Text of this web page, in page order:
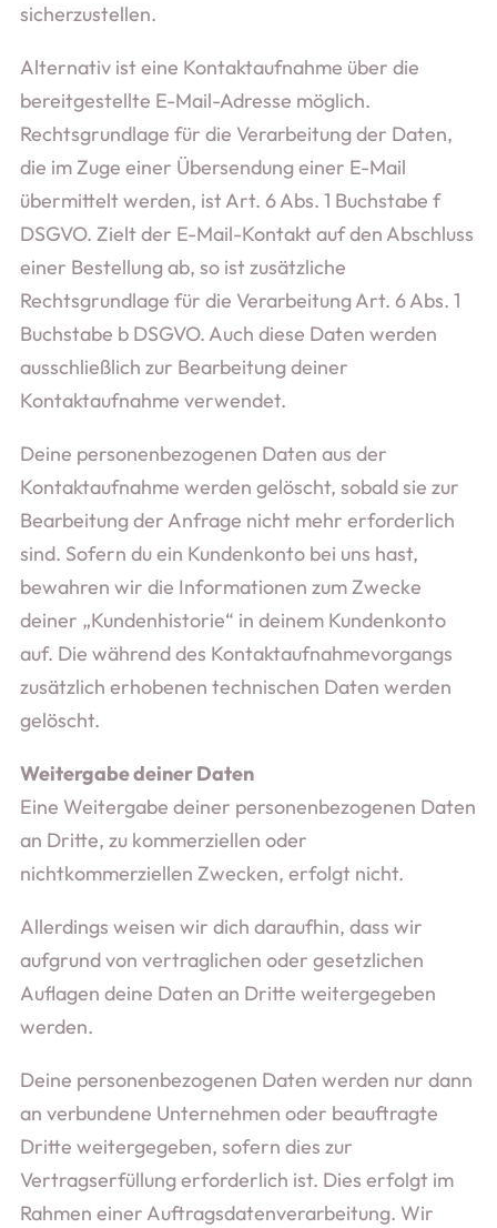
sicherzustellen.
Alternativ ist eine Kontaktaufnahme über die
bereitgestellte E-Mail-Adresse möglich.
Rechtsgrundlage für die Verarbeitung der Daten,
die im Zuge einer Übersendung einer E-Mail
übermittelt werden, ist Art. 6 Abs. 1 Buchstabe f
DSGVO. Zielt der E-Mail-Kontakt auf den Abschluss
einer Bestellung ab, so ist zusätzliche
Rechtsgrundlage für die Verarbeitung Art. 6 Abs. 1
Buchstabe b DSGVO. Auch diese Daten werden
ausschließlich zur Bearbeitung deiner
Kontaktaufnahme verwendet.
Deine personenbezogenen Daten aus der
Kontaktaufnahme werden gelöscht, sobald sie zur
Bearbeitung der Anfrage nicht mehr erforderlich
sind. Sofern du ein Kundenkonto bei uns hast,
bewahren wir die Informationen zum Zwecke
deiner „Kundenhistorie“ in deinem Kundenkonto
auf. Die während des Kontaktaufnahmevorgangs
zusätzlich erhobenen technischen Daten werden
gelöscht.
Weitergabe deiner Daten
Eine Weitergabe deiner personenbezogenen Daten
an Dritte, zu kommerziellen oder
nichtkommerziellen Zwecken, erfolgt nicht.
Allerdings weisen wir dich daraufhin, dass wir
aufgrund von vertraglichen oder gesetzlichen
Auflagen deine Daten an Dritte weitergegeben
werden.
Deine personenbezogenen Daten werden nur dann
an verbundene Unternehmen oder beauftragte
Dritte weitergegeben, sofern dies zur
Vertragserfüllung erforderlich ist. Dies erfolgt im
Rahmen einer Auftragsdatenverarbeitung. Wir